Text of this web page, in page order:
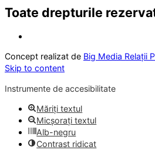
Toate drepturile
Concept realizat de Big Media Relații
Skip to content
Instrumente de accesibilitate
Măriți textul
Micșorați textul
Alb-negru
Contrast ridicat